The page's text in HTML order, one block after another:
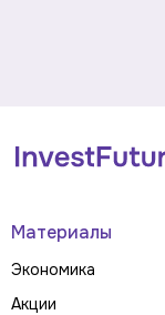
Материалы
Экономика
Акции